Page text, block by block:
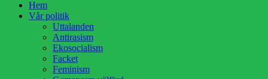
HoppaHem
Vår politik
Uttalanden
Antirasism
Ekosocialism
Facket
Feminism